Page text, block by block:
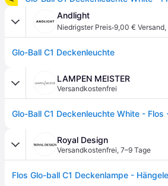
Andlight
Niedrigster Preis·9,00 € Versand,
Glo-Ball C1 Deckenleuchte
LAMPEN MEISTER
Versandkostenfrei
Royal Design
Versandkostenfrei, 7–9 Tage